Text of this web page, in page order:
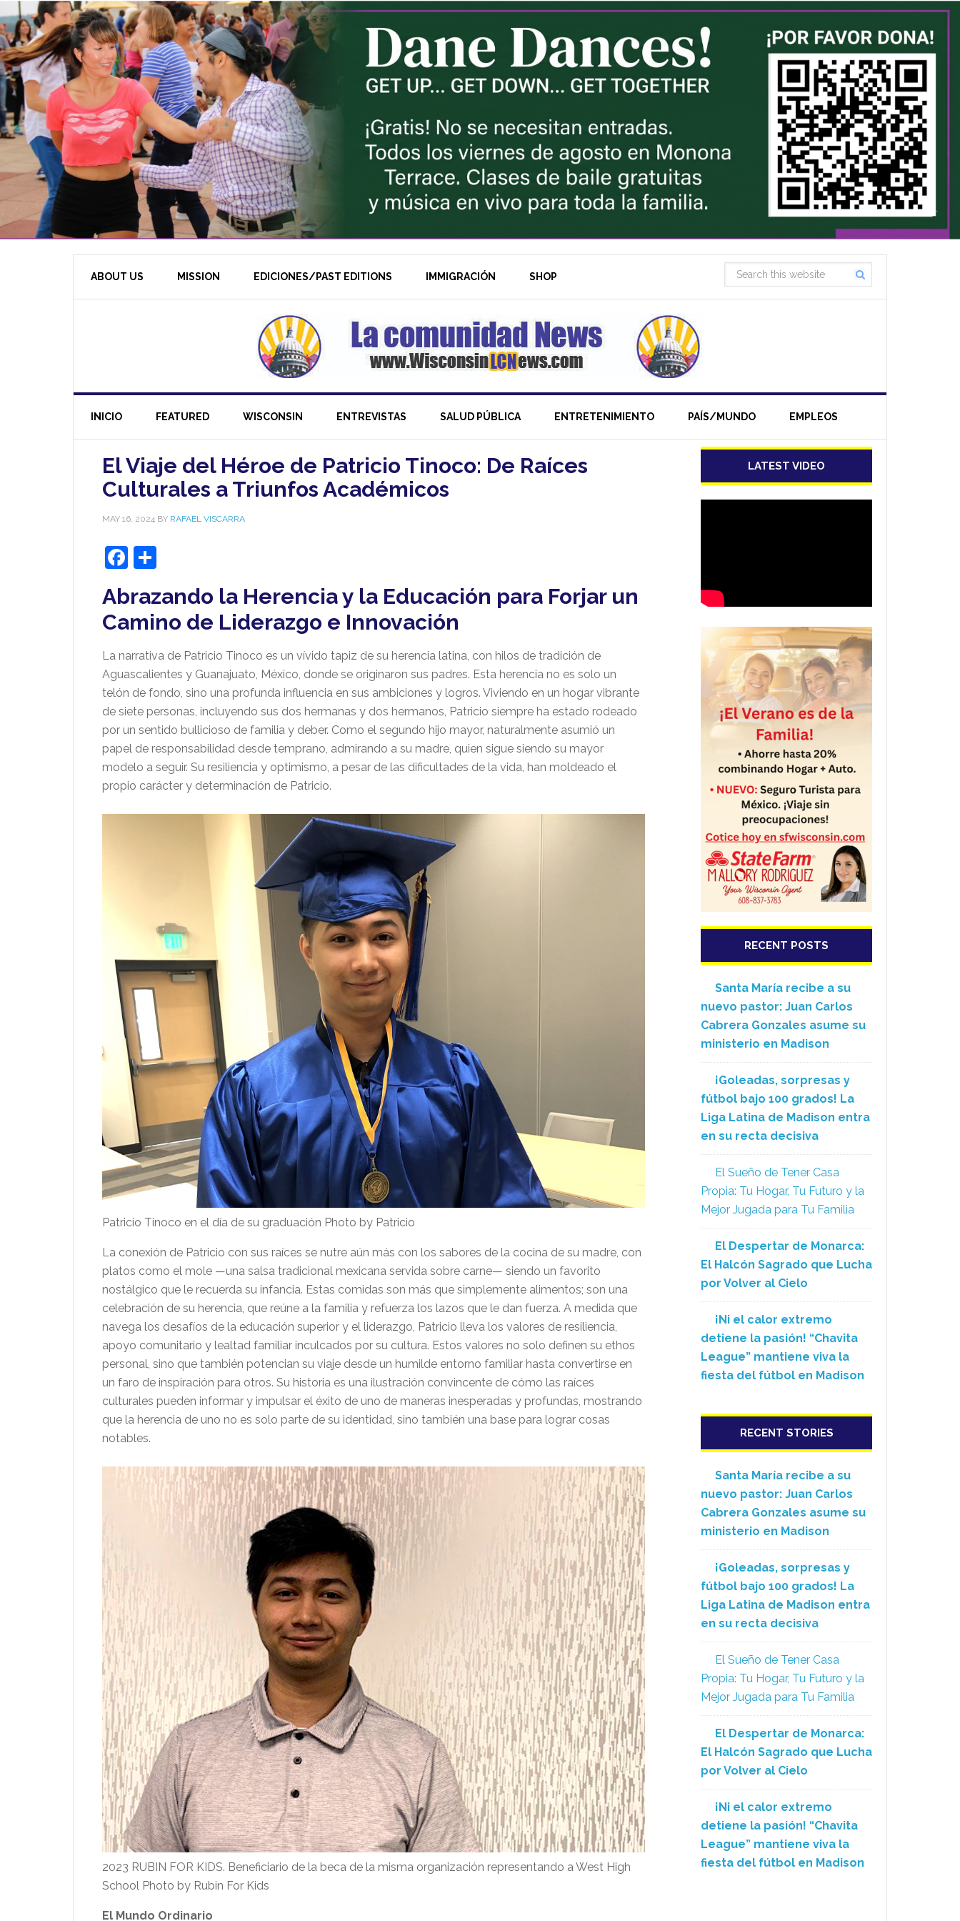
ABOUT US MISSION EDICIONES/PAST EDITIONS IMMIGRACIÓN SHOP
INICIO FEATURED WISCONSIN ENTREVISTAS SALUD PÚBLICA ENTRETENIMIENTO PAÍS/MUNDO EMPLEOS
El Viaje del Héroe de Patricio Tinoco: De Raíces
Culturales a Triunfos Académicos
MAY 16, 2024 BY RAFAEL VISCARRA
Facebook
Abrazando la Herencia y la Educación para Forjar un
Camino de Liderazgo e Innovación
La narrativa de Patricio Tinoco es un vívido tapiz de su herencia latina, con hilos de tradición de
Aguascalientes y Guanajuato, México, donde se originaron sus padres. Esta herencia no es solo un
telón de fondo, sino una profunda influencia en sus ambiciones y logros. Viviendo en un hogar vibrante
de siete personas, incluyendo sus dos hermanas y dos hermanos, Patricio siempre ha estado rodeado
por un sentido bullicioso de familia y deber. Como el segundo hijo mayor, naturalmente asumió un
papel de responsabilidad desde temprano, admirando a su madre, quien sigue siendo su mayor
modelo a seguir. Su resiliencia y optimismo, a pesar de las dificultades de la vida, han moldeado el
propio carácter y determinación de Patricio.
Patricio Tinoco en el día de su graduación Photo by Patricio
La conexión de Patricio con sus raíces se nutre aún más con los sabores de la cocina de su madre, con
platos como el mole —una salsa tradicional mexicana servida sobre carne— siendo un favorito
nostálgico que le recuerda su infancia. Estas comidas son más que simplemente alimentos; son una
celebración de su herencia, que reúne a la familia y refuerza los lazos que le dan fuerza. A medida que
navega los desafíos de la educación superior y el liderazgo, Patricio lleva los valores de resiliencia,
apoyo comunitario y lealtad familiar inculcados por su cultura. Estos valores no solo definen su ethos
personal, sino que también potencian su viaje desde un humilde entorno familiar hasta convertirse en
un faro de inspiración para otros. Su historia es una ilustración convincente de cómo las raíces
culturales pueden informar y impulsar el éxito de uno de maneras inesperadas y profundas, mostrando
que la herencia de uno no es solo parte de su identidad, sino también una base para lograr cosas
notables.
2023 RUBIN FOR KIDS. Beneficiario de la beca de la misma organización representando a West High
School Photo by Rubin For Kids
El Mundo Ordinario
LATEST VIDEO
RECENT POSTS
Santa María recibe a su
nuevo pastor: Juan Carlos
Cabrera Gonzales asume su
ministerio en Madison
¡Goleadas, sorpresas y
fútbol bajo 100 grados! La
Liga Latina de Madison entra
en su recta decisiva
El Sueño de Tener Casa
Propia: Tu Hogar, Tu Futuro y la
Mejor Jugada para Tu Familia
El Despertar de Monarca:
El Halcón Sagrado que Lucha
por Volver al Cielo
¡Ni el calor extremo
detiene la pasión! “Chavita
League” mantiene viva la
fiesta del fútbol en Madison
RECENT STORIES
Santa María recibe a su
nuevo pastor: Juan Carlos
Cabrera Gonzales asume su
ministerio en Madison
¡Goleadas, sorpresas y
fútbol bajo 100 grados! La
Liga Latina de Madison entra
en su recta decisiva
El Sueño de Tener Casa
Propia: Tu Hogar, Tu Futuro y la
Mejor Jugada para Tu Familia
El Despertar de Monarca:
El Halcón Sagrado que Lucha
por Volver al Cielo
¡Ni el calor extremo
detiene la pasión! “Chavita
League” mantiene viva la
fiesta del fútbol en Madison